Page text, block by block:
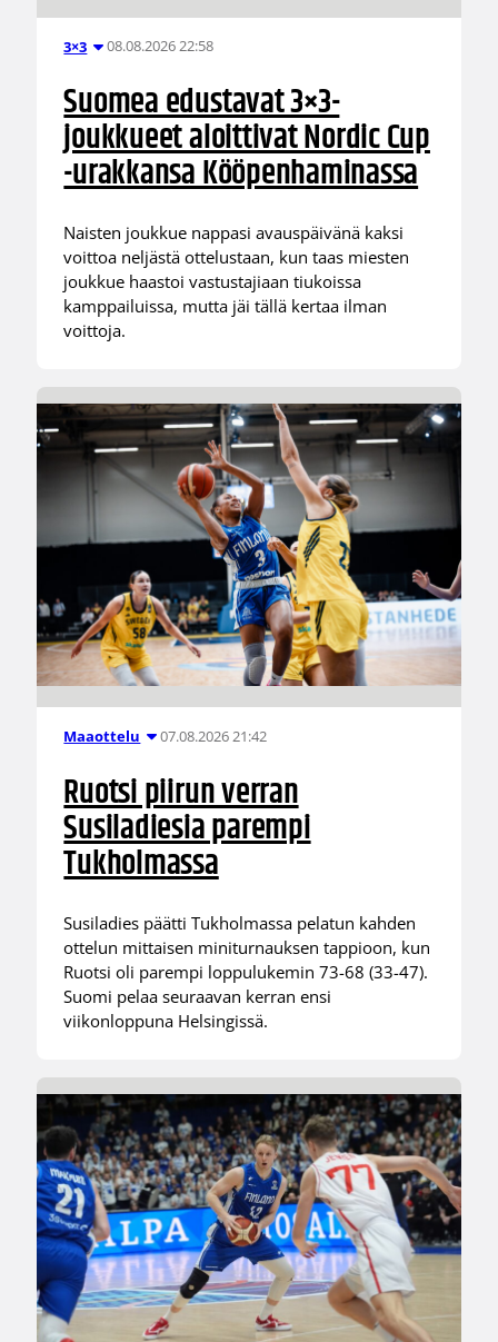
3×3 08.08.2026 22:58
Suomea edustavat 3×3-
joukkueet aloittivat Nordic Cup
-urakkansa Kööpenhaminassa
Naisten joukkue nappasi avauspäivänä kaksi
voittoa neljästä ottelustaan, kun taas miesten
joukkue haastoi vastustajiaan tiukoissa
kamppailuissa, mutta jäi tällä kertaa ilman
voittoja.
Maaottelu 07.08.2026 21:42
Ruotsi piirun verran
Susiladiesia parempi
Tukholmassa
Susiladies päätti Tukholmassa pelatun kahden
ottelun mittaisen miniturnauksen tappioon, kun
Ruotsi oli parempi loppulukemin 73-68 (33-47).
Suomi pelaa seuraavan kerran ensi
viikonloppuna Helsingissä.